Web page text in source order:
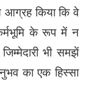
आग्रह किया कि वे
के रूप में न
भी समझें
का एक हिस्सा